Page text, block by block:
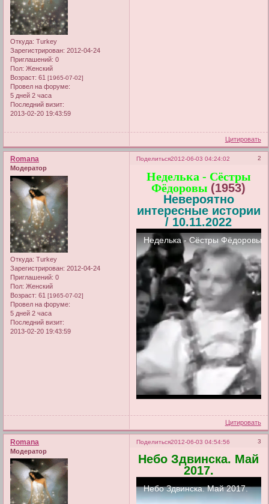
Откуда: Turkey
Зарегистрирован: 2012-04-24
Приглашений: 0
Пол: Женский
Возраст: 61 [1965-07-02]
Провел на форуме:
5 дней 2 часа
Последний визит:
2013-02-20 19:43:59
Цитировать
Поделиться 2
2012-06-03 04:24:02
Romana
Модератор
Откуда: Turkey
Зарегистрирован: 2012-04-24
Приглашений: 0
Пол: Женский
Возраст: 61 [1965-07-02]
Провел на форуме:
5 дней 2 часа
Последний визит:
2013-02-20 19:43:59
Неделька - Сёстры
Фёдоровы (1953)
Невероятно
интересные истории
/ 10.11.2022
Цитировать
Поделиться 3
2012-06-03 04:54:56
Romana
Модератор
Небо Здвинска. Май
2017.